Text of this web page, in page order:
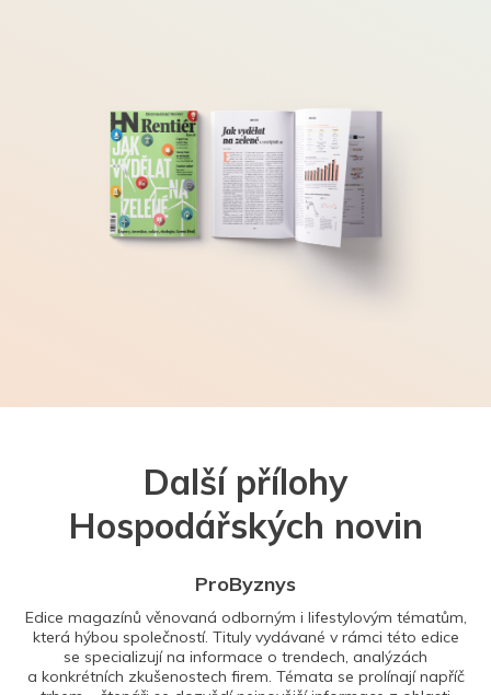
Další přílohy
Hospodářských novin
ProByznys
Edice magazínů věnovaná odborným i lifestylovým tématům,
která hýbou společností. Tituly vydávané v rámci této edice
se specializují na informace o trendech, analýzách
a konkrétních zkušenostech firem. Témata se prolínají napříč